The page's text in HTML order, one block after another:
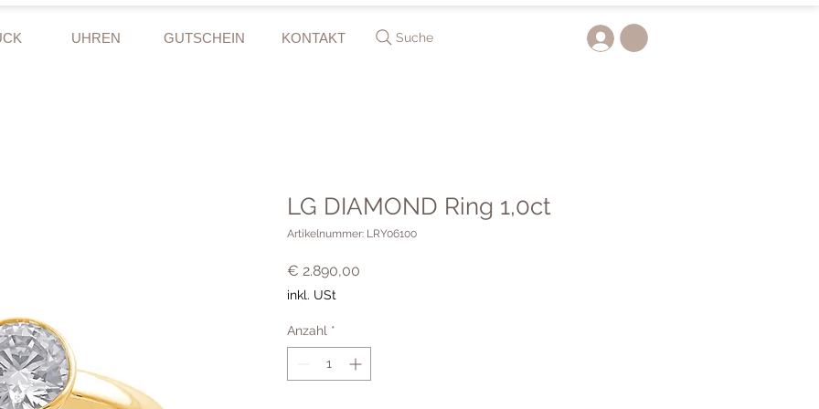
UHREN GUTSCHEIN KONTAKT Suche
LG DIAMOND Ring 1,0ct
Artikelnummer: LRY06100
€ 2.890,00
inkl. USt
Anzahl *